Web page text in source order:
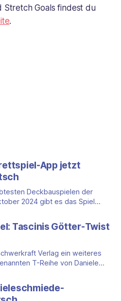
Stretch Goals findest du
.
App jetzt
Deckbauspielen der
2024 gibt es das Spiel
Digital ist komplett auf Deutsch
Sprachausgabe und
Tascinis Götter-Twist
Verlag ein weiteres
T-Reihe von Daniele
Der Aufhänger ist ein
Sie steuern nicht die